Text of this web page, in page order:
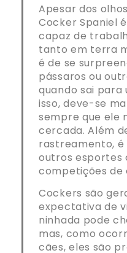
Apesar dos
Cocker Spaniel
capaz de
tanto em terra
é de se
pássaros ou
quando sai para
isso, deve-se
sempre que ele
cercada. Além
rastreamento,
outros esportes
competições de
Cockers são
expectativa de
ninhada pode
mas, como
cães, eles são